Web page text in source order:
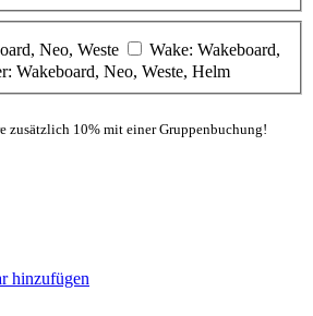
Neo, Weste
Wake: Wakeboard,
Wakeboard, Neo, Weste, Helm
zusätzlich 10% mit einer Gruppenbuchung!
hinzufügen